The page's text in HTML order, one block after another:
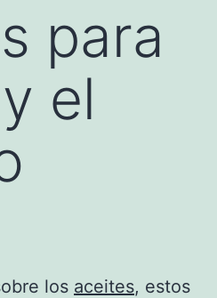
para
el
los aceites, estos